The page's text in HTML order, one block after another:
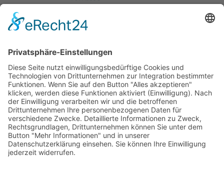
Bankeinzug
Kreditkarte (VISA & MasterCard)
Support
Kostenlose Beratung vor und nach dem
Kauf!
Qualität